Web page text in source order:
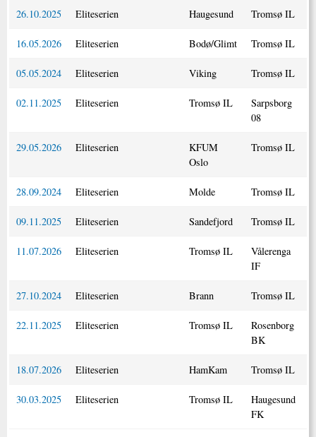
26.10.2025 Eliteserien Haugesund Tromsø IL
16.05.2026 Eliteserien Bodø/Glimt Tromsø IL
05.05.2024 Eliteserien Viking Tromsø IL
02.11.2025 Eliteserien Tromsø IL
Sarpsborg
08
29.05.2026 Eliteserien
KFUM
Oslo
Tromsø IL
28.09.2024 Eliteserien Molde Tromsø IL
09.11.2025 Eliteserien Sandefjord Tromsø IL
11.07.2026 Eliteserien Tromsø IL
Vålerenga
IF
27.10.2024 Eliteserien Brann Tromsø IL
22.11.2025 Eliteserien Tromsø IL
Rosenborg
BK
18.07.2026 Eliteserien HamKam Tromsø IL
30.03.2025 Eliteserien Tromsø IL
Haugesund
FK